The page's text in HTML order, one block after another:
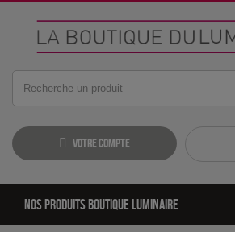
Votre compte
Nos produits boutique luminaire